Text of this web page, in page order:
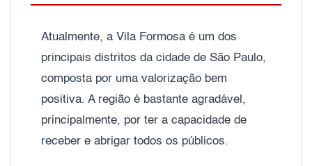
Atualmente, a Vila Formosa é um dos
principais distritos da cidade de São Paulo,
composta por uma valorização bem
positiva. A região é bastante agradável,
principalmente, por ter a capacidade de
receber e abrigar todos os públicos.